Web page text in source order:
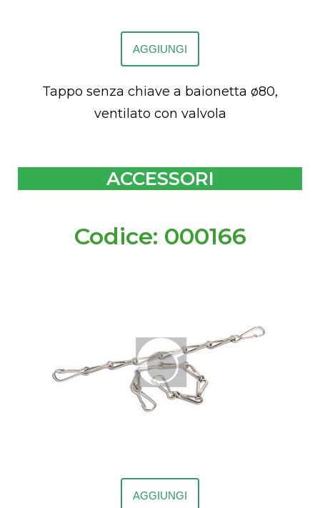
AGGIUNGI
Tappo senza chiave a baionetta ø80,
ventilato con valvola
ACCESSORI
Codice: 000166
AGGIUNGI